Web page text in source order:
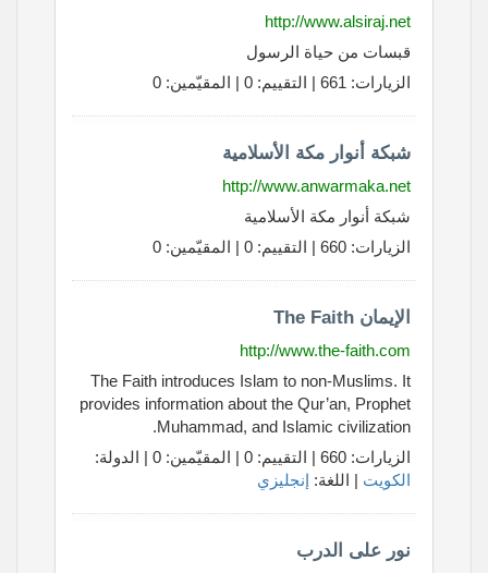
http://www.alsiraj.net
قبسات من حياة الرسول
الزيارات: 661 | التقييم: 0 | المقيّمين: 0
شبكة أنوار مكة الأسلامية
http://www.anwarmaka.net
شبكة أنوار مكة الأسلامية
الزيارات: 660 | التقييم: 0 | المقيّمين: 0
http://www.the-faith.com
The Faith introduces Islam to non-Muslims. It
provides information about the Qur’an, Prophet
Muhammad, and Islamic civilization.
الزيارات: 660 | التقييم: 0 | المقيّمين: 0 | الدولة:
| اللغة: إنجليزي
نور على الدرب